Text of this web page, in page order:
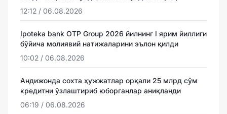
12:12 / 06.08.2026
Ipoteka bank OTP Group 2026 йилнинг I ярим йиллиги
бўйича молиявий натижаларини эълон қилди
10:02 / 06.08.2026
Андижонда сохта ҳужжатлар орқали 25 млрд сўм
кредитни ўзлаштириб юборганлар аниқланди
06:19 / 06.08.2026